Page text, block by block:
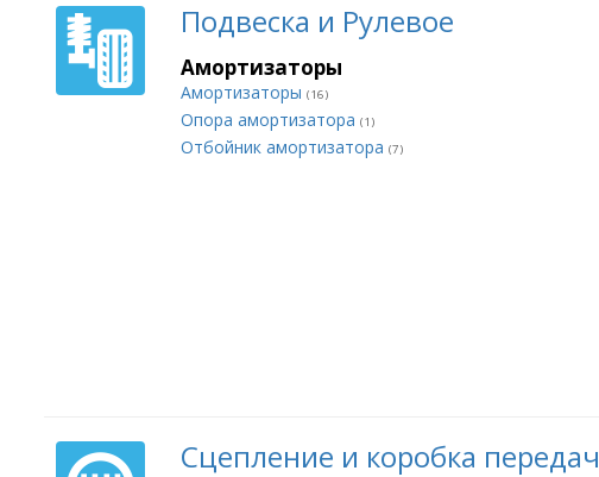
Подвеска и Рулевое
Амортизаторы
Амортизаторы (16)
Опора амортизатора (1)
Отбойник амортизатора (7)
Сцепление и коробка передач